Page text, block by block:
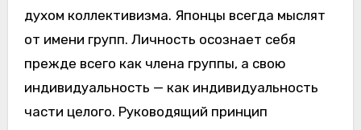
духом коллективизма. Японцы всегда мыслят
от имени групп. Личность осознает себя
прежде всего как члена группы, а свою
индивидуальность — как индивидуальность
части целого. Руководящий принцип